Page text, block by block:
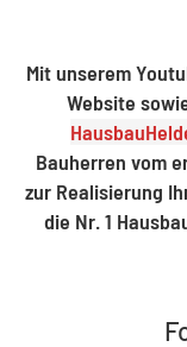
Mit unserem
Website
Bauherren vom
zur Realisierung
die Nr. 1